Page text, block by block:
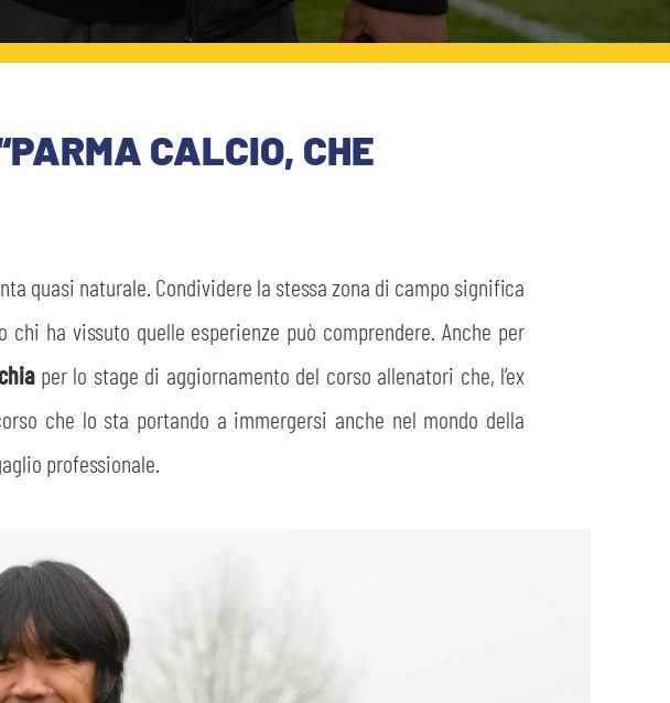
CALCIO, CHE
quasi naturale. Condividere la stessa zona di campo significa
ha vissuto quelle esperienze può comprendere. Anche per
per lo stage di aggiornamento del corso allenatori che, l’ex
che lo sta portando a immergersi anche nel mondo della
professionale.